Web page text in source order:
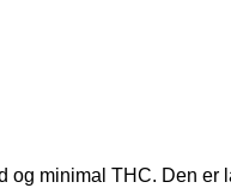
minimal THC. Den er